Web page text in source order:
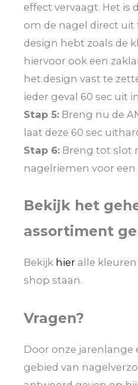
effect vervaagt. Het is
om de nagel direct uit
design hebt zoals de
hiervoor ook een
het design vast te
ieder geval 60 sec uit
Stap 5: Breng nu de
laat deze 60 sec
Stap 6: Breng tot slot
nagelriemen voor
Bekijk het
assortiment
Bekijk hier alle
shop staan.
Vragen?
Door onze jarenlange
gebied van